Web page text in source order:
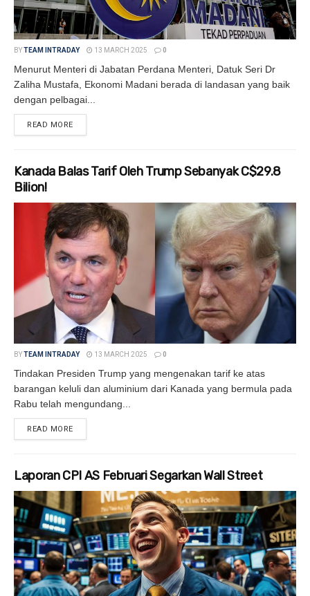
BYTEAM INTRADAY 13 MARCH 2025 0
Menurut Menteri di Jabatan Perdana Menteri, Datuk Seri Dr
Zaliha Mustafa, Ekonomi Madani berada di landasan yang baik
dengan pelbagai...
READ MORE
Kanada Balas Tarif Oleh Trump Sebanyak C$29.8
Bilion!
BYTEAM INTRADAY 13 MARCH 2025 0
Tindakan Presiden Trump yang mengenakan tarif ke atas
barangan keluli dan aluminium dari Kanada yang bermula pada
Rabu telah mengundang...
READ MORE
Laporan CPI AS Februari Segarkan Wall Street